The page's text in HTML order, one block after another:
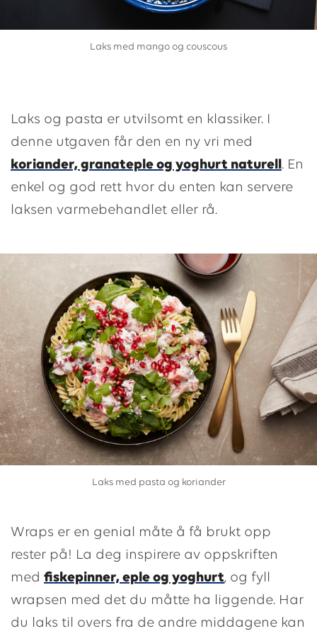
Laks med mango og couscous
Laks og pasta er utvilsomt en klassiker. I
denne utgaven får den en ny vri med
koriander, granateple og yoghurt naturell . En
enkel og god rett hvor du enten kan servere
laksen varmebehandlet eller rå.
Laks med pasta og koriander
Wraps er en genial måte å få brukt opp
rester på! La deg inspirere av oppskriften
med fiskepinner, eple og yoghurt, og fyll
wrapsen med det du måtte ha liggende. Har
du laks til overs fra de andre middagene kan